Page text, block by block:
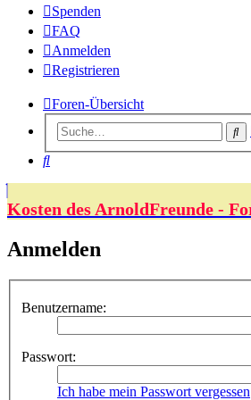
Spenden
FAQ
Anmelden
Registrieren
Foren-Übersicht
Suche
Kosten des ArnoldFreunde -
Anmelden
Benutzername:
Passwort:
Ich habe mein Passwort vergessen